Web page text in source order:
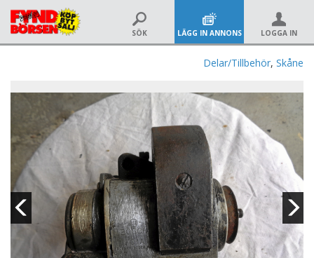
SÖK LÄGG IN ANNONS LOGGA IN
Delar/Tillbehör, Skåne